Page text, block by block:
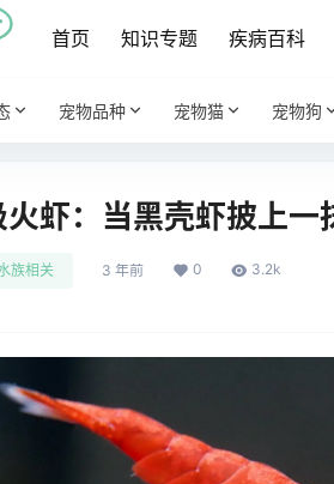
首页 知识专题 疾病百科
宠物品种 宠物猫 宠物狗
火虾：当黑壳虾披上一
族相关 3 年前 0 3.2k